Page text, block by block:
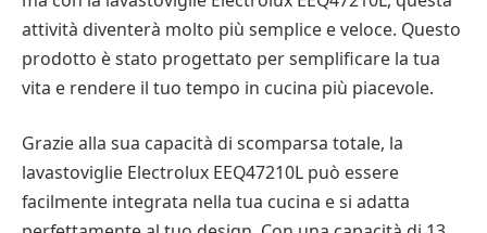
attività diventerà molto più semplice e veloce. Questo
prodotto è stato progettato per semplificare la tua
vita e rendere il tuo tempo in cucina più piacevole.
Grazie alla sua capacità di scomparsa totale, la
lavastoviglie Electrolux EEQ47210L può essere
facilmente integrata nella tua cucina e si adatta